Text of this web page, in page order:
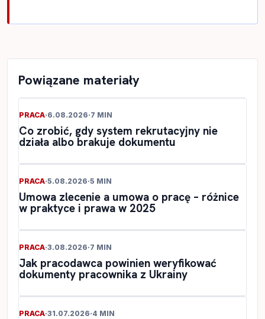
Powiązane materiały
PRACA·6.08.2026·7 MIN
Co zrobić, gdy system rekrutacyjny nie
działa albo brakuje dokumentu
PRACA·5.08.2026·5 MIN
Umowa zlecenie a umowa o pracę – różnice
w praktyce i prawa w 2025
PRACA·3.08.2026·7 MIN
Jak pracodawca powinien weryfikować
dokumenty pracownika z Ukrainy
PRACA·31.07.2026·4 MIN